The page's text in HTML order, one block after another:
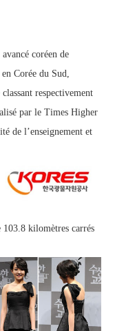
coréen de
Corée du Sud,
t respectivement
par le Times Higher
de l’enseignement et
103.8 kilomètres carrés